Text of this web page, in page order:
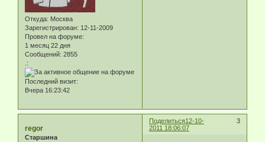
Откуда: Москва
Зарегистрирован: 12-11-2009
Провел на форуме:
1 месяц 22 дня
Сообщений: 2855
.:
Последний визит:
Вчера 16:23:42
Поделиться 3
12-10-
2011 18:06:07
regor
Старшина